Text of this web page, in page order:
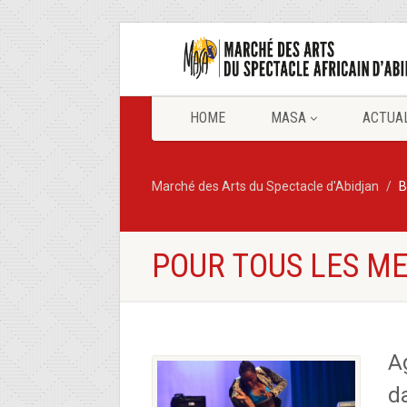
HOME MASA
Marché des Arts du Spectacle d'Abidjan
POUR TOUS LES